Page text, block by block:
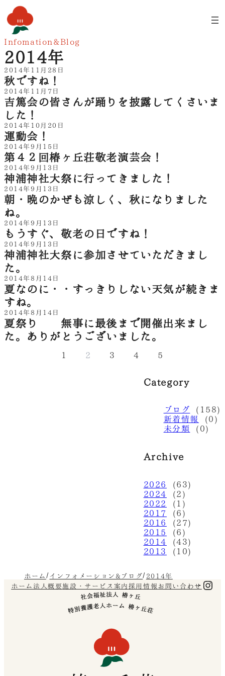
容
を
ス
キ
ッ
プ
Infomation&Blog
2014年
2014年11月28日
秋ですね！
2014年11月7日
吉篤会の皆さんが踊りを披露してくさいま
した！
2014年10月20日
運動会！
2014年9月15日
第４２回椿ヶ丘荘敬老演芸会！
2014年9月13日
神浦神社大祭に行ってきました！
2014年9月13日
朝・晩のかぜも涼しく、秋になりました
ね。
2014年9月13日
もうすぐ、敬老の日ですね！
2014年9月13日
神浦神社大祭に参加させていただきまし
た。
2014年8月14日
夏なのに・・すっきりしない天気が続きま
すね。
2014年8月14日
夏祭り 無事に最後まで開催出来まし
た。ありがとうございました。
1 2 3 4 5
Category
ブログ (158)
新着情報
(0)
未分類 (0)
Archive
2026
(63)
2024
(2)
2022
(1)
2017
(6)
2016
(27)
2015
(6)
2014
(43)
2013
(10)
ホーム インフォメーション&ブログ 2014年
ホーム 法人概要施設・サービス案内採用情報 お問い合わせ